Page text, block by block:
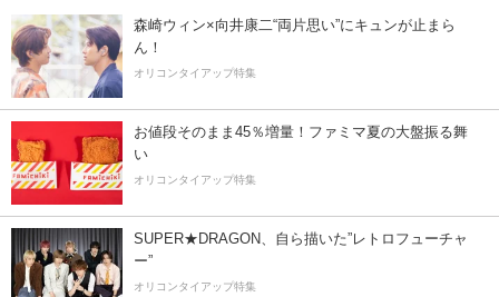
森崎ウィン×向井康二“両片思い”にキュンが止まら
ん！
オリコンタイアップ特集
お値段そのまま45％増量！ファミマ夏の大盤振る舞
い
オリコンタイアップ特集
SUPER★DRAGON、自ら描いた”レトロフューチャ
ー”
オリコンタイアップ特集